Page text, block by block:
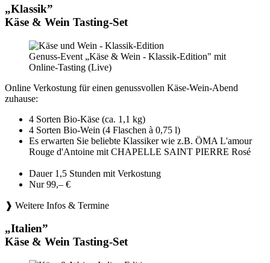
„Klassik”
Käse & Wein Tasting-Set
Genuss-Event „Käse & Wein - Klassik-Edition" mit
Online-Tasting (Live)
Online Verkostung für einen genussvollen Käse-Wein-Abend
zuhause:
4 Sorten Bio-Käse (ca. 1,1 kg)
4 Sorten Bio-Wein (4 Flaschen à 0,75 l)
Es erwarten Sie beliebte Klassiker wie z.B. ÖMA L'amour
Rouge d'Antoine mit CHAPELLE SAINT PIERRE Rosé
Dauer 1,5 Stunden mit Verkostung
Nur 99,– €
❱ Weitere Infos & Termine
„Italien”
Käse & Wein Tasting-Set